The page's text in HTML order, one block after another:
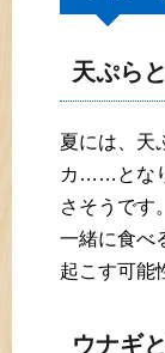
天ぷら
夏には、天
カ……とな
さそうです
一緒に食べ
起こす可能
ウナギ